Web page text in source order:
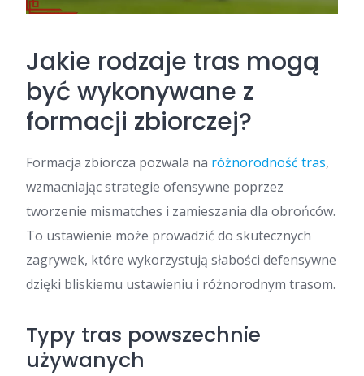
Jakie rodzaje tras mogą
być wykonywane z
formacji zbiorczej?
Formacja zbiorcza pozwala na różnorodność tras,
wzmacniając strategie ofensywne poprzez
tworzenie mismatches i zamieszania dla obrońców.
To ustawienie może prowadzić do skutecznych
zagrywek, które wykorzystują słabości defensywne
dzięki bliskiemu ustawieniu i różnorodnym trasom.
Typy tras powszechnie
używanych